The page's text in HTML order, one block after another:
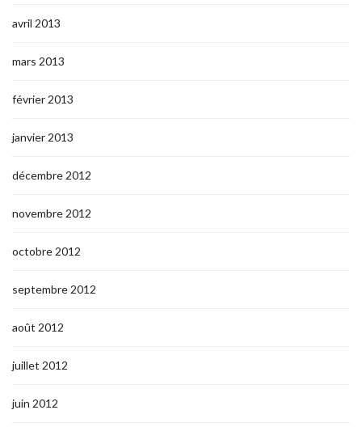
avril 2013
mars 2013
février 2013
janvier 2013
décembre 2012
novembre 2012
octobre 2012
septembre 2012
août 2012
juillet 2012
juin 2012